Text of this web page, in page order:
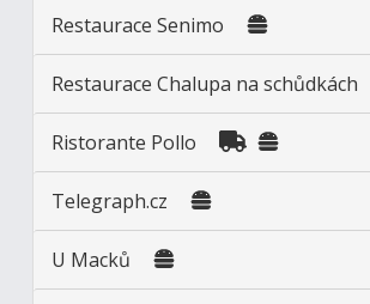
Restaurace Senimo
Restaurace Chalupa na schůdkách
Ristorante Pollo
Telegraph.cz
U Macků